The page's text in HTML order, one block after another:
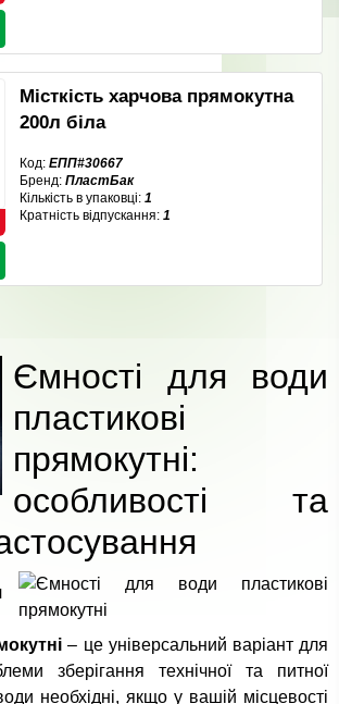
Місткість харчова прямокутна
200л біла
Код: ЕПП#30667
Бренд: ПластБак
Кількість в упаковці: 1
Кратність відпускання: 1
Ємності для води
пластикові
прямокутні:
особливості та
– це універсальний варіант для
зберігання технічної та питної
необхідні, якщо у вашій місцевості